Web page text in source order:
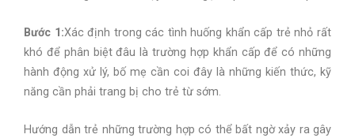
Bước 1:Xác định trong các tình huống khẩn cấp trẻ nhỏ rất
khó để phân biệt đâu là trường hợp khẩn cấp để có những
hành động xử lý, bố mẹ cần coi đây là những kiến thức, kỹ
năng cần phải trang bị cho trẻ từ sớm.
Hướng dẫn trẻ những trường hợp có thể bất ngờ xảy ra gây